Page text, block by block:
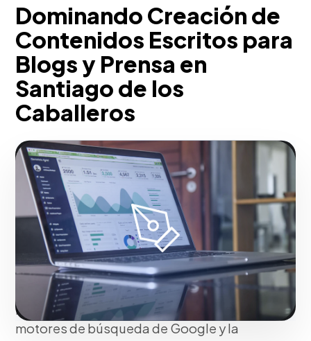
Dominando Creación de
Contenidos Escritos para
Blogs y Prensa en
Santiago de los
Caballeros
Para el mercado local, desarrollamos
redacción corporativa persuasiva
(Copywriting) y artículos estructurados
mediante metodologías Inbound y SEO
de cola larga (Long-tail keywords).
Mejoramos la legibilidad, la estructura
H1/H2 y la densidad léxica para
posicionar tus dominios frente a los
motores de búsqueda de Google y la